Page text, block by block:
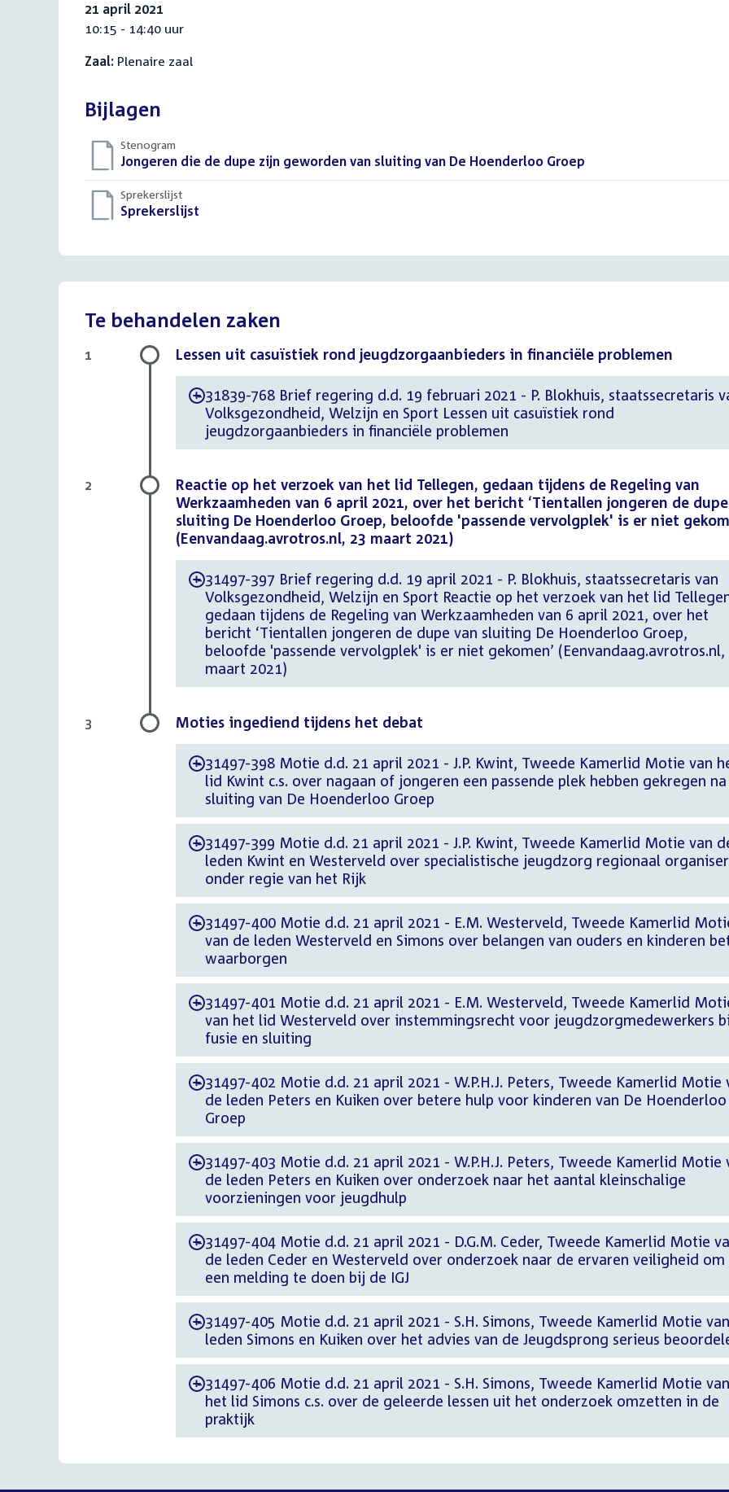
21 april 2021
10:15 - 14:40 uur
Zaal: Plenaire zaal
Bijlagen
Stenogram
Download
bestand:
Jongeren die de dupe zijn geworden van sluiting van De Hoenderloo Groep
Sprekerslijst
Download
Sprekerslijst
Te behandelen zaken
Lessen uit casuïstiek rond jeugdzorgaanbieders in financiële problemen
-31839-768 Brief regering d.d. 19 februari 2021 - P. Blokhuis, staatssecretaris
Volksgezondheid, Welzijn en Sport Lessen uit casuïstiek rond
jeugdzorgaanbieders in financiële problemen
1
Reactie op het verzoek van het lid Tellegen, gedaan tijdens de Regeling van
Werkzaamheden van 6 april 2021, over het bericht ‘Tientallen jongeren de
sluiting De Hoenderloo Groep, beloofde 'passende vervolgplek' is er niet
(Eenvandaag.avrotros.nl, 23 maart 2021)
-31497-397 Brief regering d.d. 19 april 2021 - P. Blokhuis, staatssecretaris van
Volksgezondheid, Welzijn en Sport Reactie op het verzoek van het lid
gedaan tijdens de Regeling van Werkzaamheden van 6 april 2021, over het
bericht ‘Tientallen jongeren de dupe van sluiting De Hoenderloo Groep,
beloofde 'passende vervolgplek' is er niet gekomen’ (Eenvandaag.avrotros.nl,
maart 2021)
2
Moties ingediend tijdens het debat
-31497-398 Motie d.d. 21 april 2021 - J.P. Kwint, Tweede Kamerlid Motie van
lid Kwint c.s. over nagaan of jongeren een passende plek hebben gekregen na
sluiting van De Hoenderloo Groep
-31497-399 Motie d.d. 21 april 2021 - J.P. Kwint, Tweede Kamerlid Motie van
leden Kwint en Westerveld over specialistische jeugdzorg regionaal
onder regie van het Rijk
-31497-400 Motie d.d. 21 april 2021 - E.M. Westerveld, Tweede Kamerlid
van de leden Westerveld en Simons over belangen van ouders en kinderen
waarborgen
-31497-401 Motie d.d. 21 april 2021 - E.M. Westerveld, Tweede Kamerlid
van het lid Westerveld over instemmingsrecht voor jeugdzorgmedewerkers
fusie en sluiting
-31497-402 Motie d.d. 21 april 2021 - W.P.H.J. Peters, Tweede Kamerlid Motie
de leden Peters en Kuiken over betere hulp voor kinderen van De Hoenderloo
Groep
-31497-403 Motie d.d. 21 april 2021 - W.P.H.J. Peters, Tweede Kamerlid Motie
de leden Peters en Kuiken over onderzoek naar het aantal kleinschalige
voorzieningen voor jeugdhulp
-31497-404 Motie d.d. 21 april 2021 - D.G.M. Ceder, Tweede Kamerlid Motie
de leden Ceder en Westerveld over onderzoek naar de ervaren veiligheid om
een melding te doen bij de IGJ
-31497-405 Motie d.d. 21 april 2021 - S.H. Simons, Tweede Kamerlid Motie
leden Simons en Kuiken over het advies van de Jeugdsprong serieus
-31497-406 Motie d.d. 21 april 2021 - S.H. Simons, Tweede Kamerlid Motie van
het lid Simons c.s. over de geleerde lessen uit het onderzoek omzetten in de
praktijk
3